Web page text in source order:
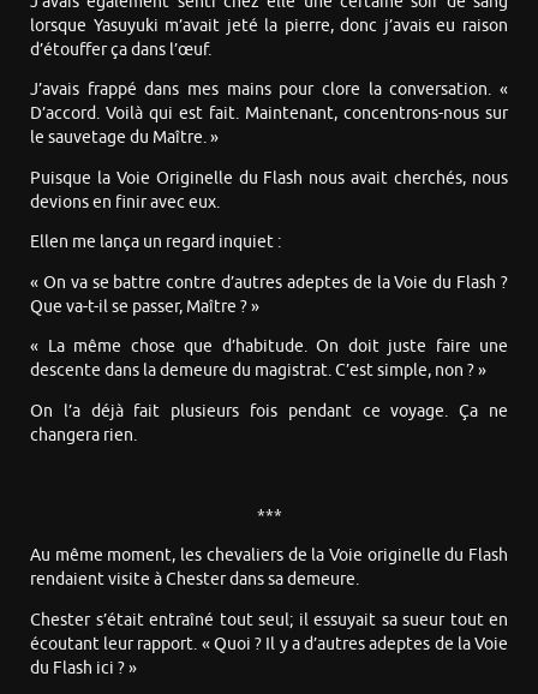
lorsque Yasuyuki m’avait jeté la pierre, donc j’avais eu raison
d’étouffer ça dans l’œuf.
J’avais frappé dans mes mains pour clore la conversation. «
D’accord. Voilà qui est fait. Maintenant, concentrons-nous sur
le sauvetage du Maître. »
Puisque la Voie Originelle du Flash nous avait cherchés, nous
devions en finir avec eux.
Ellen me lança un regard inquiet :
« On va se battre contre d’autres adeptes de la Voie du Flash ?
Que va-t-il se passer, Maître ? »
« La même chose que d’habitude. On doit juste faire une
descente dans la demeure du magistrat. C’est simple, non ? »
On l’a déjà fait plusieurs fois pendant ce voyage. Ça ne
changera rien.
***
Au même moment, les chevaliers de la Voie originelle du Flash
rendaient visite à Chester dans sa demeure.
Chester s’était entraîné tout seul; il essuyait sa sueur tout en
écoutant leur rapport. « Quoi ? Il y a d’autres adeptes de la Voie
du Flash ici ? »